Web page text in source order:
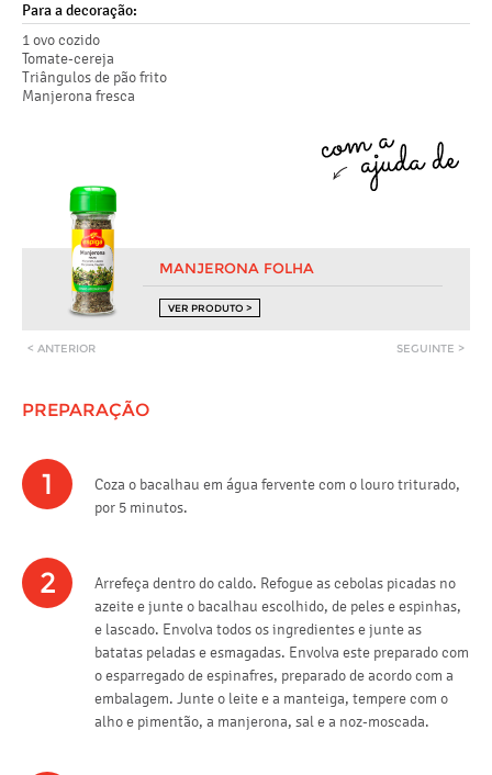
Para a decoração:
1 ovo cozido
Tomate-cereja
Triângulos de pão frito
Manjerona fresca
MANJERONA FOLHA
VER PRODUTO >
< ANTERIOR SEGUINTE >
PREPARAÇÃO
1
Coza o bacalhau em água fervente com o louro triturado,
por 5 minutos.
2
Arrefeça dentro do caldo. Refogue as cebolas picadas no
azeite e junte o bacalhau escolhido, de peles e espinhas,
e lascado. Envolva todos os ingredientes e junte as
batatas peladas e esmagadas. Envolva este preparado com
o esparregado de espinafres, preparado de acordo com a
embalagem. Junte o leite e a manteiga, tempere com o
alho e pimentão, a manjerona, sal e a noz-moscada.